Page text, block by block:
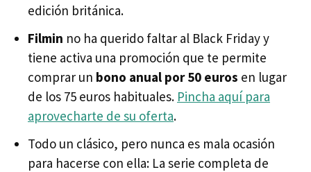
edición británica.
Filmin no ha querido faltar al Black Friday y
tiene activa una promoción que te permite
comprar un bono anual por 50 euros en lugar
de los 75 euros habituales. Pincha aquí para
aprovecharte de su oferta.
Todo un clásico, pero nunca es mala ocasión
para hacerse con ella: La serie completa de